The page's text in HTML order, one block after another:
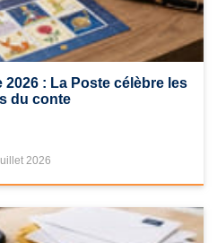
: La Poste célèbre les
du conte
2026